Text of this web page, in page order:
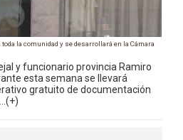
la comunidad y se desarrollará en la Cámara
y funcionario provincia Ramiro
esta semana se llevará
gratuito de documentación